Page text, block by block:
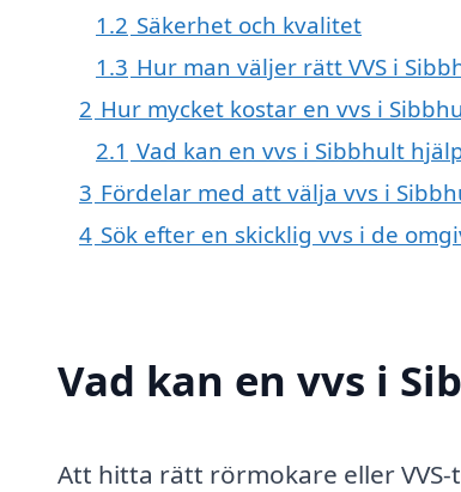
1.2 Säkerhet och kvalitet
1.3 Hur man väljer rätt VVS i
2 Hur mycket kostar en vvs i
2.1 Vad kan en vvs i Sibbhult
3 Fördelar med att välja vvs i
4 Sök efter en skicklig vvs i de
Vad kan en vvs i
Att hitta rätt rörmokare eller